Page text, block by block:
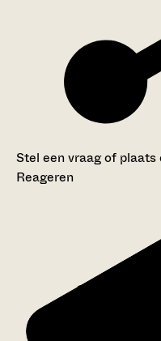
Stel een vraag of
Reageren